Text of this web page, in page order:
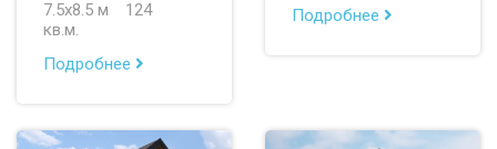
7.5х8.5 м
124
кв.м.
Подробнее
Подробнее